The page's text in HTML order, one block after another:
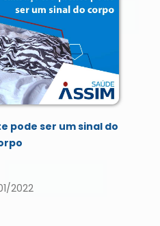
pode ser um sinal do
2022